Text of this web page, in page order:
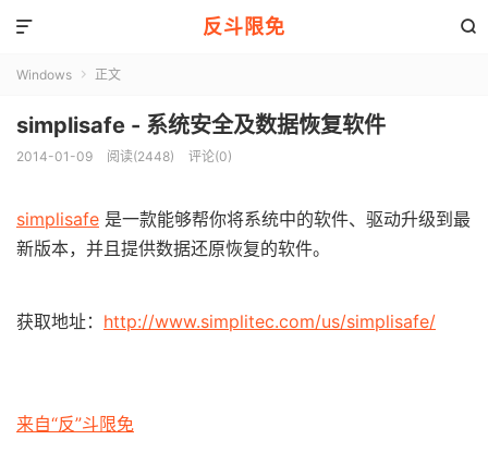
反斗限免 

Windows  正文
simplisafe - 系统安全及数据恢复软件
2014-01-09 阅读(2448) 评论(0)
simplisafe 是一款能够帮你将系统中的软件、驱动升级到最
新版本，并且提供数据还原恢复的软件。
获取地址： http://www.simplitec.com/us/simplisafe/
来自“反”斗限免